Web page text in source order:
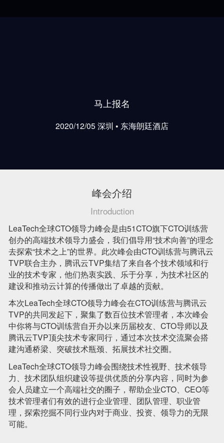
马上报名
2020/12/05 深圳 • 东海朗廷酒店
峰会介绍
Introduction
LeaTech全球CTO领导力峰会是由51CTO旗下CTO训练营
创办的高端技术领导力盛会，我们倡导用“技术向善”的理念
去探索“技术之上”的世界。此次峰会由CTO训练营与腾讯云
TVP联合主办，腾讯云TVP集结了来自各个技术领域和行
业的技术专家，他们热衷实践、乐于分享，为技术社区的
建设和推动云计算的传播做出了卓越的贡献。
本次LeaTech全球CTO领导力峰会在CTO训练营与腾讯云
TVP的共同发起下，聚集了数百位技术管理者，本次峰会
中你将与CTO训练营自开办以来历届校友、CTO导师以及
腾讯云TVP顶尖技术专家同行，通过本次技术交流聚会搭
建沟通桥梁、突破技术瓶颈、拓展技术社交圈。
LeaTech全球CTO领导力峰会围绕技术性视野、技术领导
力、技术团队组织建设等提供优质的分享内容，同时为参
会人员建立一个高端社交的圈子，帮助企业CTO、CEO等
技术管理者们有效的进行企业管理、团队管理、职业管
理，探索挖掘不同行业内对于商业、投资、领导力的无限
可能。